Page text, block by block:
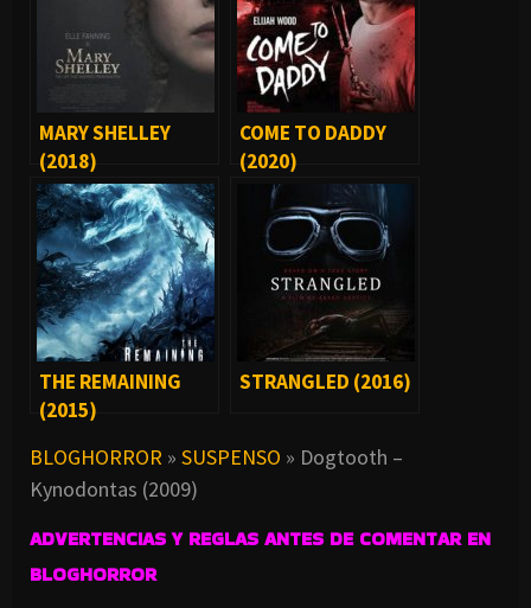
MARY SHELLEY
(2018)
COME TO DADDY
(2020)
THE REMAINING
(2015)
STRANGLED (2016)
BLOGHORROR » SUSPENSO » Dogtooth –
Kynodontas (2009)
ADVERTENCIAS Y REGLAS ANTES DE COMENTAR EN
BLOGHORROR